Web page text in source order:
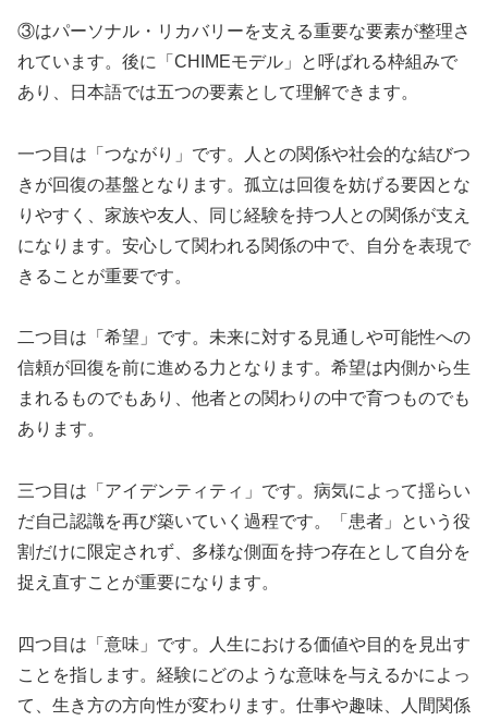
③はパーソナル・リカバリーを支える重要な要素が整理さ
れています。後に「CHIMEモデル」と呼ばれる枠組みで
あり、日本語では五つの要素として理解できます。
一つ目は「つながり」です。人との関係や社会的な結びつ
きが回復の基盤となります。孤立は回復を妨げる要因とな
りやすく、家族や友人、同じ経験を持つ人との関係が支え
になります。安心して関われる関係の中で、自分を表現で
きることが重要です。
二つ目は「希望」です。未来に対する見通しや可能性への
信頼が回復を前に進める力となります。希望は内側から生
まれるものでもあり、他者との関わりの中で育つものでも
あります。
三つ目は「アイデンティティ」です。病気によって揺らい
だ自己認識を再び築いていく過程です。「患者」という役
割だけに限定されず、多様な側面を持つ存在として自分を
捉え直すことが重要になります。
四つ目は「意味」です。人生における価値や目的を見出す
ことを指します。経験にどのような意味を与えるかによっ
て、生き方の方向性が変わります。仕事や趣味、人間関係